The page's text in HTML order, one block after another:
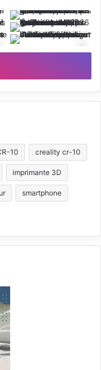
10 creality cr-10
imprimante 3D
smartphone